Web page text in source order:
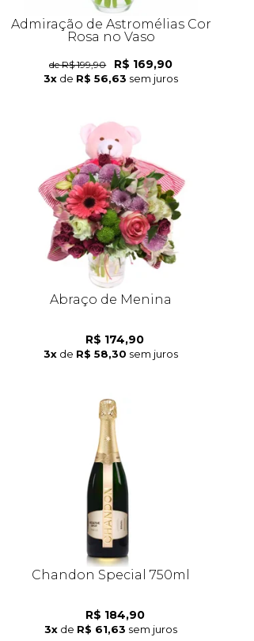
Admiração de Astromélias Cor
Rosa no Vaso
de R$ 199,90 R$ 169,90
3x de R$ 56,63 sem juros
Abraço de Menina
R$ 174,90
3x de R$ 58,30 sem juros
Chandon Special 750ml
R$ 184,90
3x de R$ 61,63 sem juros